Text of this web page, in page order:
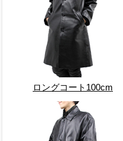
ロングコート100cm